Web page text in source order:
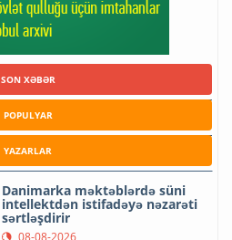
SON XƏBƏR
POPULYAR
YAZARLAR
Danimarka məktəblərdə süni
intellektdən istifadəyə nəzarəti
sərtləşdirir